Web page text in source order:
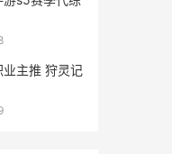
主推 狩灵记